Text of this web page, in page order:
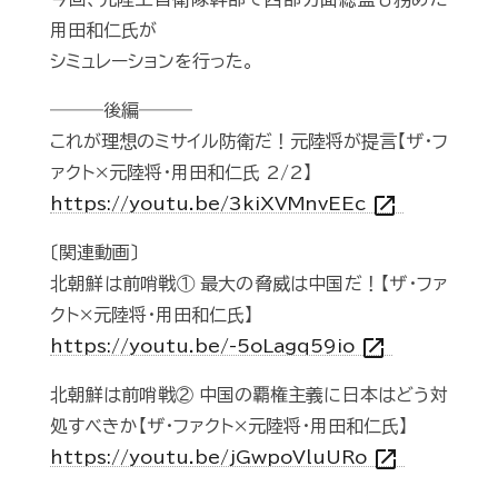
用田和仁氏が
シミュレーションを行った。
―――後編―――
これが理想のミサイル防衛だ！元陸将が提言【ザ・フ
ァクト×元陸将・用田和仁氏 2/2】
https://youtu.be/3kiXVMnvEEc open_in_new
〔関連動画〕
北朝鮮は前哨戦① 最大の脅威は中国だ！【ザ・ファ
クト×元陸将・用田和仁氏】
https://youtu.be/-5oLagq59io open_in_new
北朝鮮は前哨戦② 中国の覇権主義に日本はどう対
処すべきか【ザ・ファクト×元陸将・用田和仁氏】
https://youtu.be/jGwpoVluURo open_in_new